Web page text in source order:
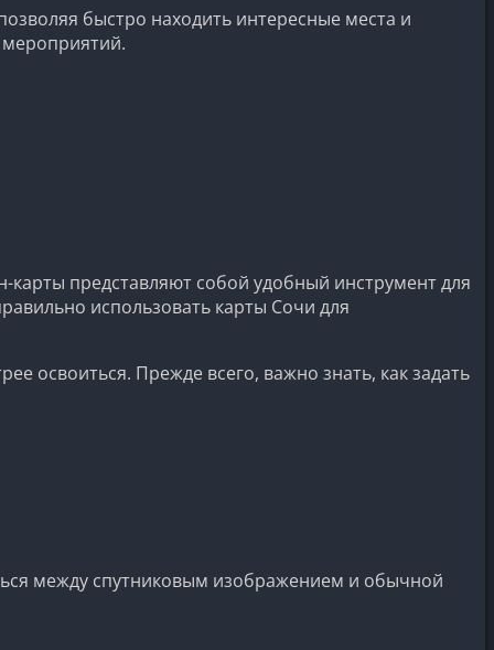
быстро находить интересные места и
мероприятий.
представляют собой удобный инструмент для
использовать карты Сочи для
освоиться. Прежде всего, важно знать, как задать
между спутниковым изображением и обычной